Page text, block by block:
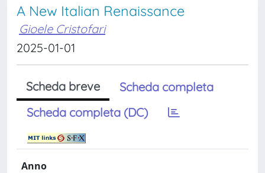
A New Italian Renaissance
Gioele Cristofari
2025-01-01
Scheda breve
Scheda completa
Scheda completa (DC)
Anno